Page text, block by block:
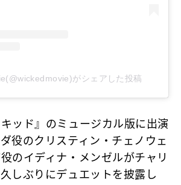
がシェアした投稿
ッド』のミュージカル版に出演
役のクリスティン・チェノウェ
のイディナ・メンゼルがチャリ
しぶりにデュエットを披露し